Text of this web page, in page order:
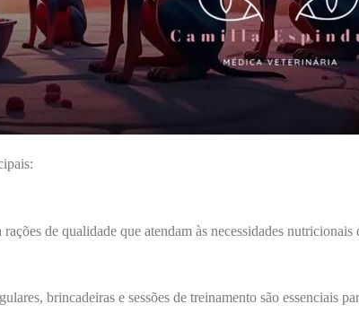
de qualidade que atendam às necessidades nutricionais
brincadeiras e sessões de treinamento são essenciais